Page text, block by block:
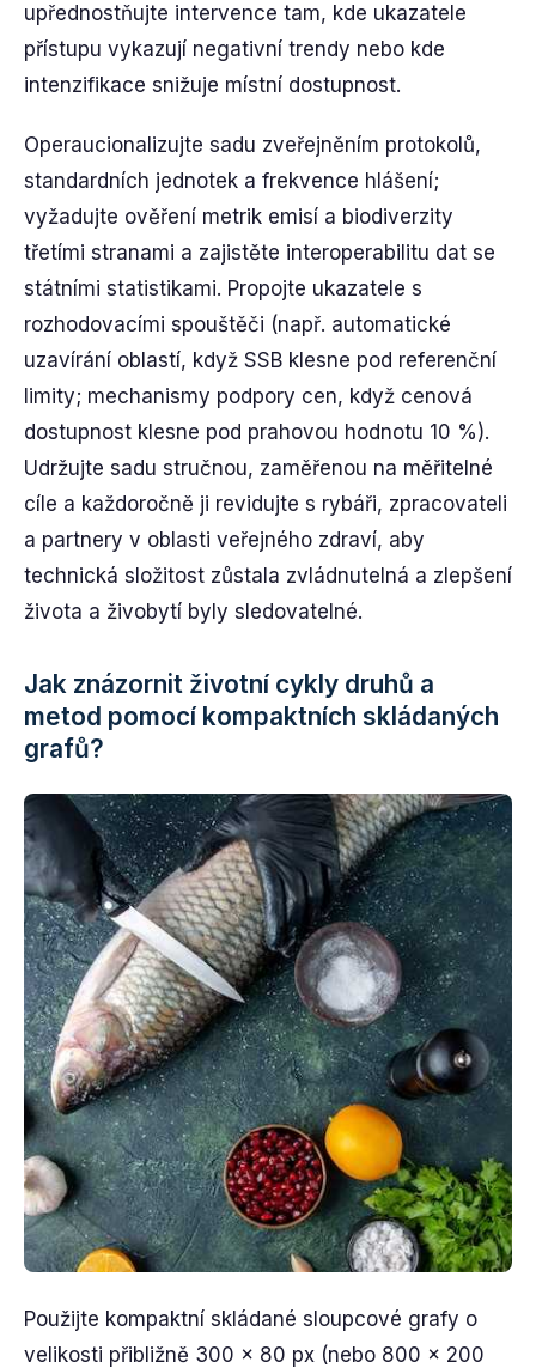
upřednostňujte intervence tam, kde ukazatele
přístupu vykazují negativní trendy nebo kde
intenzifikace snižuje místní dostupnost.
Operaucionalizujte sadu zveřejněním protokolů,
standardních jednotek a frekvence hlášení;
vyžadujte ověření metrik emisí a biodiverzity
třetími stranami a zajistěte interoperabilitu dat se
státními statistikami. Propojte ukazatele s
rozhodovacími spouštěči (např. automatické
uzavírání oblastí, když SSB klesne pod referenční
limity; mechanismy podpory cen, když cenová
dostupnost klesne pod prahovou hodnotu 10 %).
Udržujte sadu stručnou, zaměřenou na měřitelné
cíle a každoročně ji revidujte s rybáři, zpracovateli
a partnery v oblasti veřejného zdraví, aby
technická složitost zůstala zvládnutelná a zlepšení
života a živobytí byly sledovatelné.
Jak znázornit životní cykly druhů a
metod pomocí kompaktních skládaných
grafů?
Použijte kompaktní skládané sloupcové grafy o
velikosti přibližně 300 × 80 px (nebo 800 × 200